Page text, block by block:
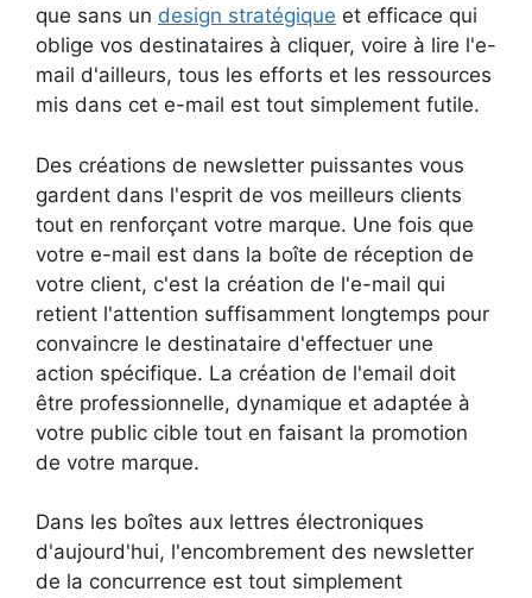
que sans un design stratégique et efficace qui
oblige vos destinataires à cliquer, voire à lire l'e-
mail d'ailleurs, tous les efforts et les ressources
mis dans cet e-mail est tout simplement futile.
Des créations de newsletter puissantes vous
gardent dans l'esprit de vos meilleurs clients
tout en renforçant votre marque. Une fois que
votre e-mail est dans la boîte de réception de
votre client, c'est la création de l'e-mail qui
retient l'attention suffisamment longtemps pour
convaincre le destinataire d'effectuer une
action spécifique. La création de l'email doit
être professionnelle, dynamique et adaptée à
votre public cible tout en faisant la promotion
de votre marque.
Dans les boîtes aux lettres électroniques
d'aujourd'hui, l'encombrement des newsletter
de la concurrence est tout simplement